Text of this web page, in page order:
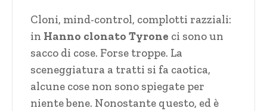
Cloni, mind-control, complotti razziali:
in Hanno clonato Tyrone ci sono un
sacco di cose. Forse troppe. La
sceneggiatura a tratti si fa caotica,
alcune cose non sono spiegate per
niente bene. Nonostante questo, ed è